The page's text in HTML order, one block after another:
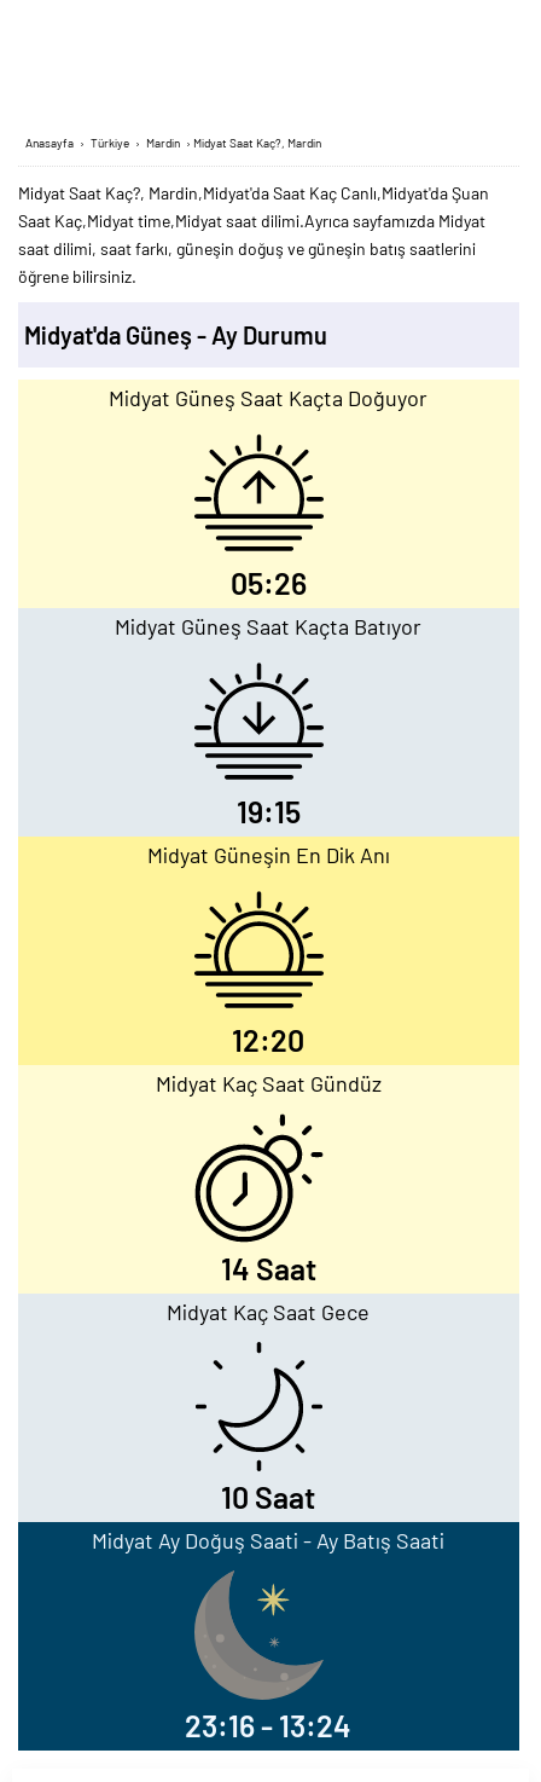
Anasayfa › Türkiye › Mardin › Midyat Saat Kaç?, Mardin
Midyat Saat Kaç?, Mardin,Midyat'da Saat Kaç Canlı,Midyat'da Şuan
Saat Kaç,Midyat time,Midyat saat dilimi.Ayrıca sayfamızda Midyat
saat dilimi, saat farkı, güneşin doğuş ve güneşin batış saatlerini
öğrene bilirsiniz.
Midyat'da Güneş - Ay Durumu
Midyat Güneş Saat Kaçta Doğuyor
05:26
Midyat Güneş Saat Kaçta Batıyor
19:15
Midyat Güneşin En Dik Anı
12:20
Midyat Kaç Saat Gündüz
14 Saat
Midyat Kaç Saat Gece
10 Saat
Midyat Ay Doğuş Saati - Ay Batış Saati
23:16 - 13:24